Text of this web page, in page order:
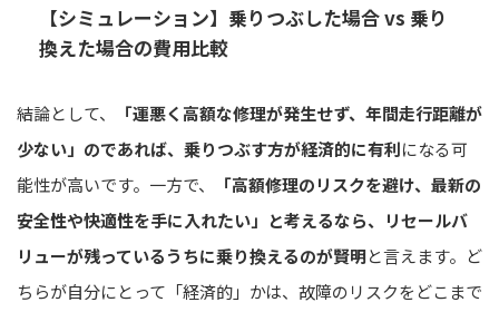
【シミュレーション】乗りつぶした場合 vs 乗り
換えた場合の費用比較
結論として、
「運悪く高額な修理が発生せず、年間走行距離が
少ない」のであれば、乗りつぶす方が経済的に有利になる可
能性が高いです。一方で、
「高額修理のリスクを避け、最新の
安全性や快適性を手に入れたい」と考えるなら、リセールバ
リューが残っているうちに乗り換えるのが賢明と言えます。ど
ちらが自分にとって「経済的」かは、故障のリスクをどこまで